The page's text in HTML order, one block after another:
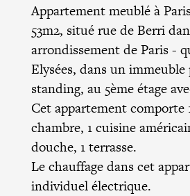
Appartement meublé à
53m2, situé rue de Berri
arrondissement de Paris-
Elysées, dans un immeuble
standing, au 5ème étage
Cet appartement comporte
chambre, 1 cuisine
douche, 1 terrasse.
Le chauffage dans cet
individuel électrique.